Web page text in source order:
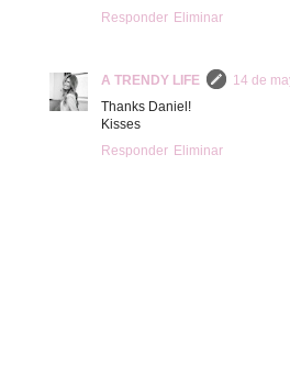
Responder Eliminar
A TRENDY LIFE
14 de
Thanks Daniel!
Kisses
Responder Eliminar